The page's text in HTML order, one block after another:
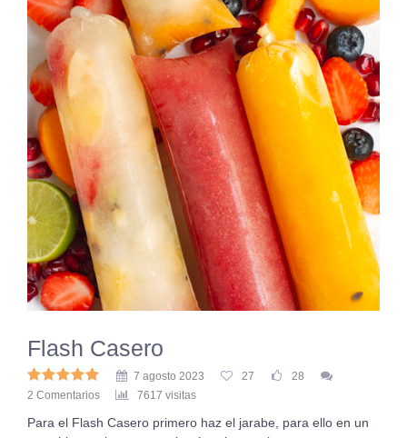
Flash Casero
7 agosto 2023 27
28
2 Comentarios
7617 visitas
Para el Flash Casero primero haz el jarabe, para ello en un